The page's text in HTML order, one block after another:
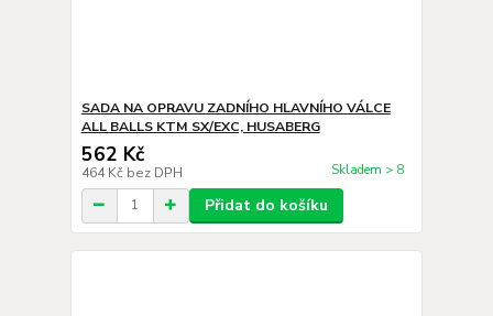
SADA NA OPRAVU ZADNÍHO HLAVNÍHO VÁLCE
ALL BALLS KTM SX/EXC, HUSABERG
562 Kč
464 Kč bez DPH Skladem > 8
Přidat do košíku